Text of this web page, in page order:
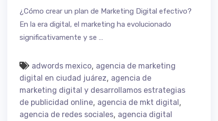
¿Cómo crear un plan de Marketing Digital efectivo?
En la era digital, el marketing ha evolucionado
significativamente y se …
adwords mexico, agencia de marketing
digital en ciudad juárez, agencia de
marketing digital y desarrollamos estrategias
de publicidad online, agencia de mkt digital ,
agencia de redes sociales, agencia digital